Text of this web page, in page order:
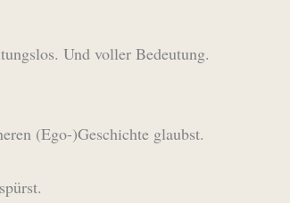
Und voller Bedeutung.
(Ego-)Geschichte glaubst.